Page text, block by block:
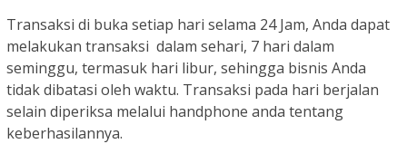
Transaksi di buka setiap hari selama 24 Jam, Anda dapat
melakukan transaksi dalam sehari, 7 hari dalam
seminggu, termasuk hari libur, sehingga bisnis Anda
tidak dibatasi oleh waktu. Transaksi pada hari berjalan
selain diperiksa melalui handphone anda tentang
keberhasilannya.